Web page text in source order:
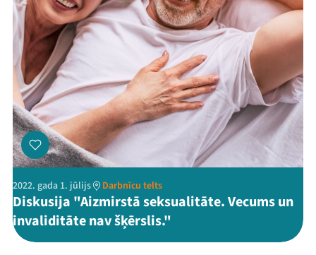
2022. gada 1. jūlijs Darbnīcu telts
Diskusija "Aizmirstā seksualitāte. Vecums un
invaliditāte nav šķērslis."